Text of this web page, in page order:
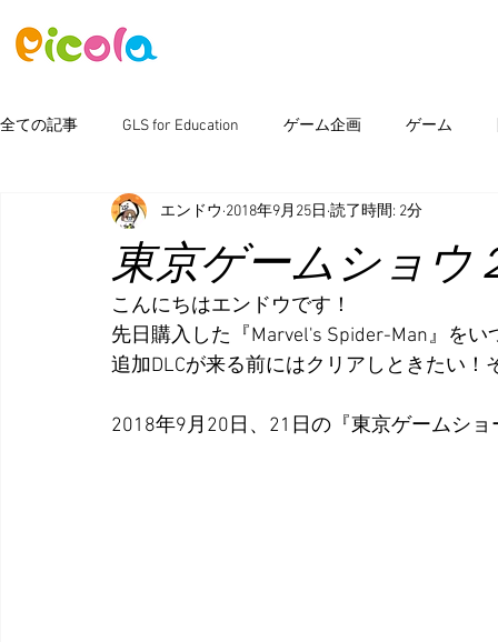
全ての記事 GLS for Education ゲーム企画 ゲーム
ピコラボ08號講座 Photoshop 新製品情報
東京ゲームショ
エンドウ 2018年9月25日 読了時間: 2分
こんにちはエンドウです！
先日購入した『Marvel's Spider-Man』を
追加DLCが来る前にはクリアしときたい！
2018年9月20日、21日の『東京ゲームシ